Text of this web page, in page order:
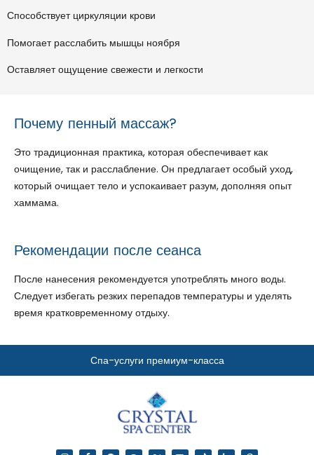
Способствует циркуляции крови
Помогает расслабить мышцы ноября
Оставляет ощущение свежести и легкости
Почему пенный массаж?
Это традиционная практика, которая обеспечивает как
очищение, так и расслабление. Он предлагает особый уход,
который очищает тело и успокаивает разум, дополняя опыт
хаммама.
Рекомендации после сеанса
После нанесения рекомендуется употреблять много воды.
Следует избегать резких перепадов температуры и уделять
время кратковременному отдыху.
Спа-услуги премиум-класса